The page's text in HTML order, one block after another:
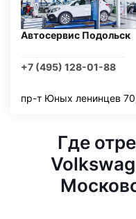
Автосервис Подольск
+7 (495) 128-01-88
пр-т Юных ленинцев
Где